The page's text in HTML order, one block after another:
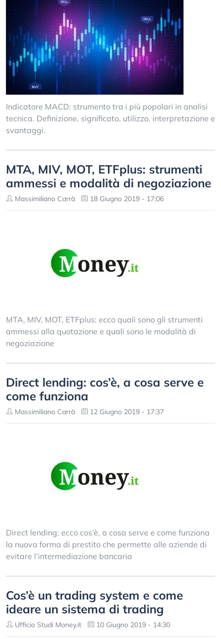
Indicatore MACD: strumento tra i più popolari in analisi
tecnica. Definizione, significato, utilizzo, interpretazione e
svantaggi.
MTA, MIV, MOT, ETFplus: strumenti
ammessi e modalità di negoziazione
Massimiliano Carrà 18 Giugno 2019 - 17:06
MTA, MIV, MOT, ETFplus: ecco quali sono gli strumenti
ammessi alla quotazione e quali sono le modalità di
negoziazione
Direct lending: cos’è, a cosa serve e
come funziona
Massimiliano Carrà 12 Giugno 2019 - 17:37
Direct lending: ecco cos’è, a cosa serve e come funziona
la nuova forma di prestito che permette alle aziende di
evitare l’intermediazione bancaria
Cos’è un trading system e come
ideare un sistema di trading
Ufficio Studi Money.it 10 Giugno 2019 - 14:30